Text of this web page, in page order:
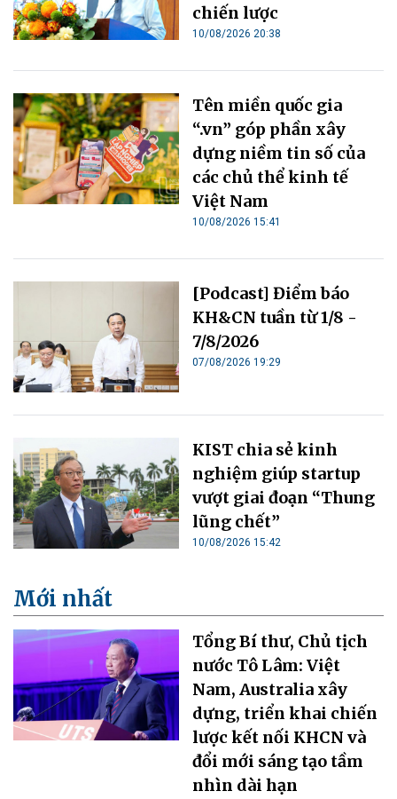
chiến lược
10/08/2026 20:38
Tên miền quốc gia
“.vn” góp phần xây
dựng niềm tin số của
các chủ thể kinh tế
Việt Nam
10/08/2026 15:41
[Podcast] Điểm báo
KH&CN tuần từ 1/8 -
7/8/2026
07/08/2026 19:29
KIST chia sẻ kinh
nghiệm giúp startup
vượt giai đoạn “Thung
lũng chết”
10/08/2026 15:42
Mới nhất
Tổng Bí thư, Chủ tịch
nước Tô Lâm: Việt
Nam, Australia xây
dựng, triển khai chiến
lược kết nối KHCN và
đổi mới sáng tạo tầm
nhìn dài hạn